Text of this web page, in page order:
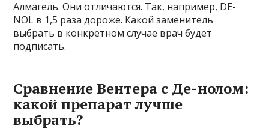
Алмагель. Они отличаются. Так, например, DE-
NOL в 1,5 раза дороже. Какой заменитель
выбрать в конкретном случае врач будет
подписать.
Сравнение Вентера с Де-нолом:
какой препарат лучше
выбрать?